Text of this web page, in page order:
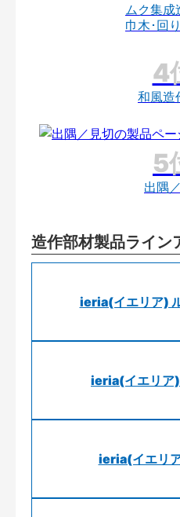
ムク集
巾木･回
和風造
出隅
造作部材製品ライン
ieria(イエリア)
ieria(イエリア)
ieria(イエリ